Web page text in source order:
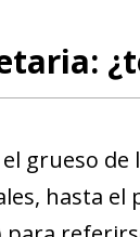
grueso
hasta